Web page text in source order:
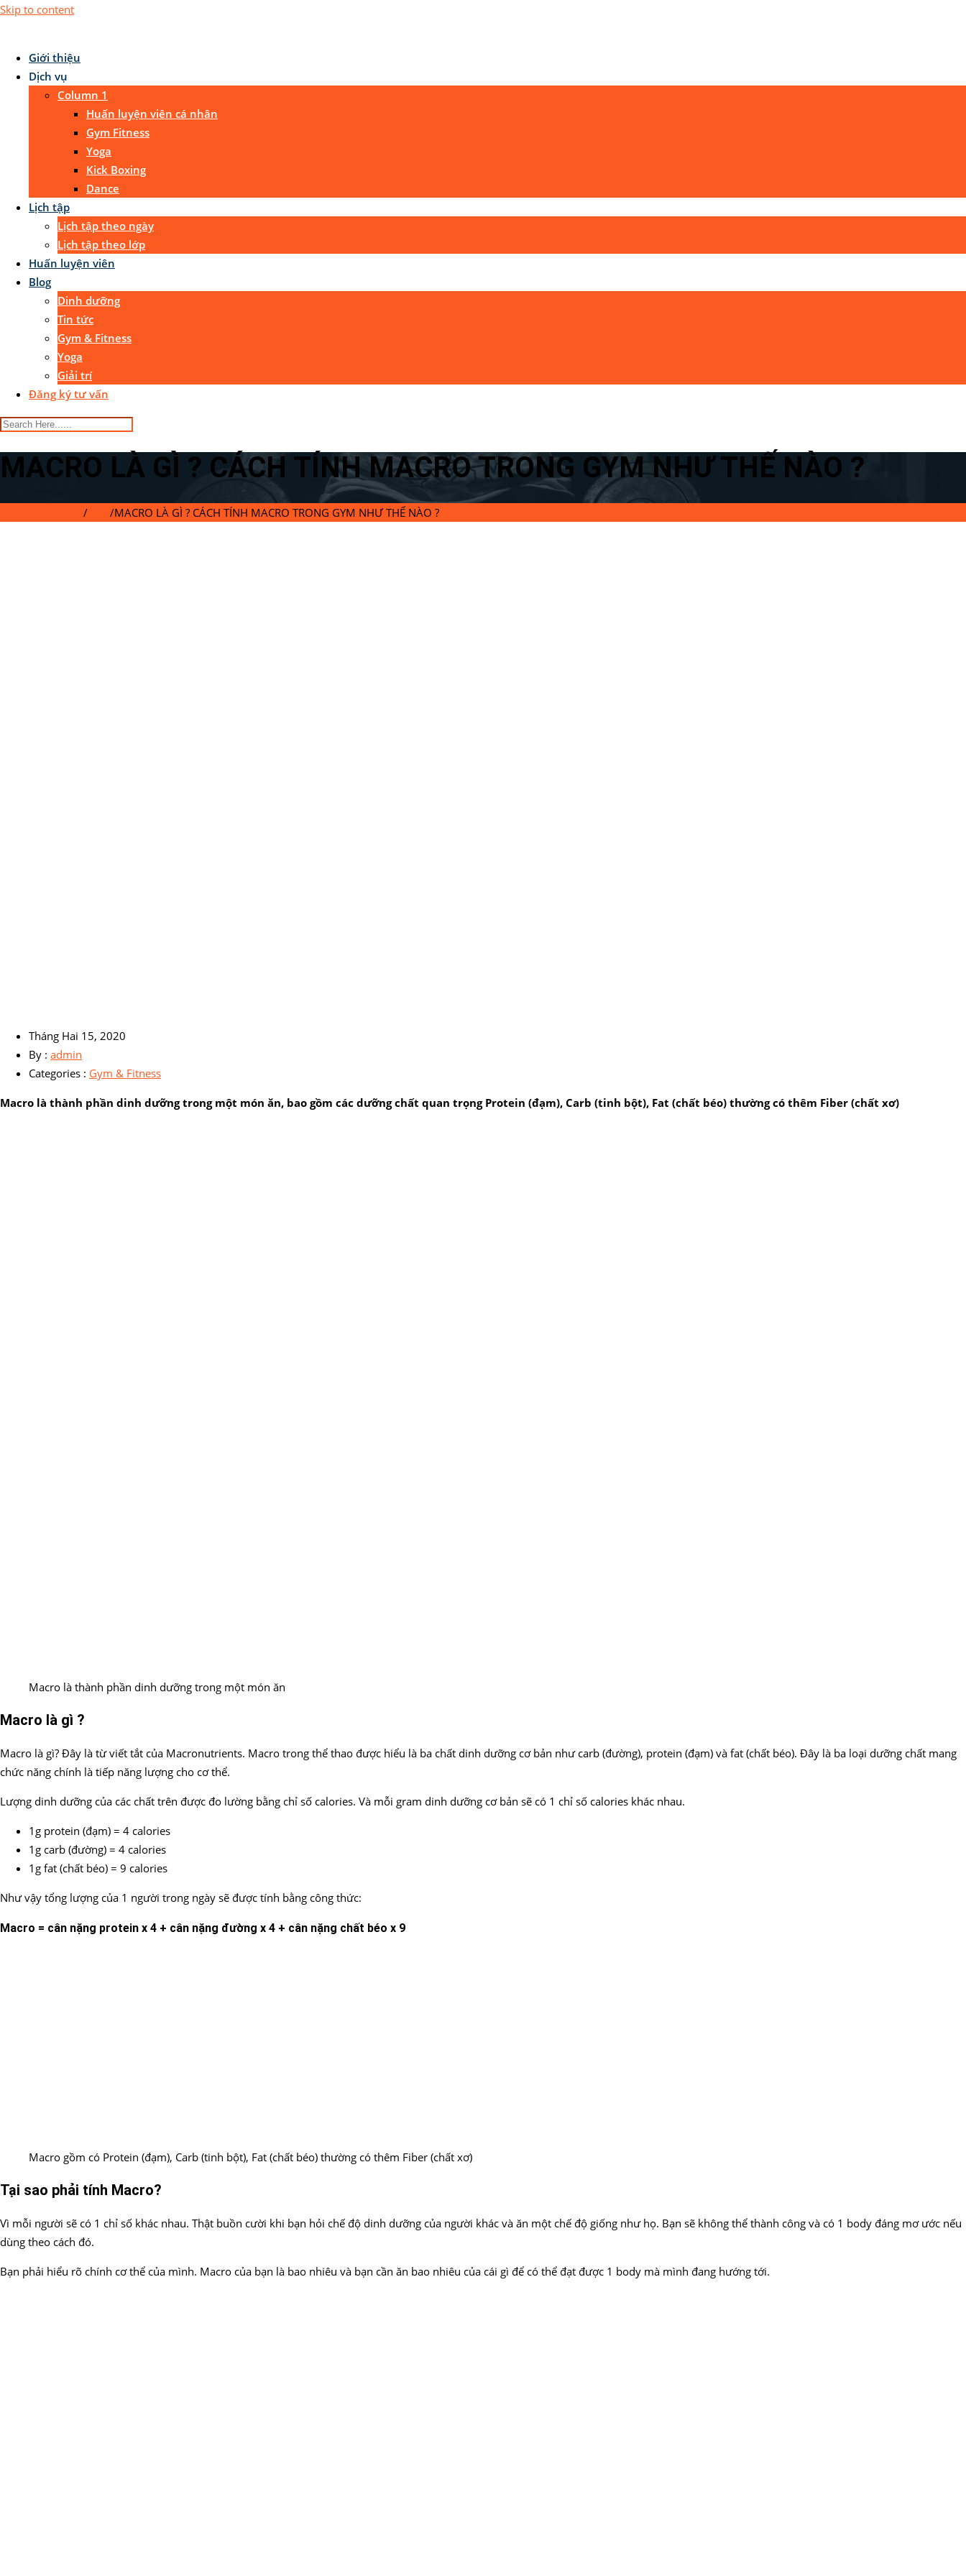
Skip to content
Giới thiệu
Dịch vụ
Column 1
Huấn luyện viên cá nhân
Gym Fitness
Yoga
Kick Boxing
Dance
Lịch tập
Lịch tập theo ngày
Lịch tập theo lớp
Huấn luyện viên
Blog
Dinh dưỡng
Tin tức
Gym & Fitness
Yoga
Giải trí
Đăng ký tư vấn
MACRO LÀ GÌ ? CÁCH TÍNH MACRO TRONG GYM NHƯ THẾ NÀO ?
/ /MACRO LÀ GÌ ? CÁCH TÍNH MACRO TRONG GYM NHƯ THẾ NÀO ?
Tháng Hai 15, 2020
By : admin
Categories : Gym & Fitness
Macro là thành phần dinh dưỡng trong một món ăn, bao gồm các dưỡng chất quan trọng Protein (đạm), Carb (tinh bột), Fat (chất béo) thường có thêm Fiber (chất xơ)
Macro là thành phần dinh dưỡng trong một món ăn
Macro là gì ?
Macro là gì? Đây là từ viết tắt của Macronutrients. Macro trong thể thao được hiểu là ba chất dinh dưỡng cơ bản như carb (đường), protein (đạm) và fat (chất béo). Đây là ba loại dưỡng chất mang
chức năng chính là tiếp năng lượng cho cơ thể.
Lượng dinh dưỡng của các chất trên được đo lường bằng chỉ số calories. Và mỗi gram dinh dưỡng cơ bản sẽ có 1 chỉ số calories khác nhau.
1g protein (đạm) = 4 calories
1g carb (đường) = 4 calories
1g fat (chất béo) = 9 calories
Như vậy tổng lượng của 1 người trong ngày sẽ được tính bằng công thức:
Macro = cân nặng protein x 4 + cân nặng đường x 4 + cân nặng chất béo x 9
Macro gồm có Protein (đạm), Carb (tinh bột), Fat (chất béo) thường có thêm Fiber (chất xơ)
Tại sao phải tính Macro?
Vì mỗi người sẽ có 1 chỉ số khác nhau. Thật buồn cười khi bạn hỏi chế độ dinh dưỡng của người khác và ăn một chế độ giống như họ. Bạn sẽ không thể thành công và có 1 body đáng mơ ước nếu
dùng theo cách đó.
Bạn phải hiểu rõ chính cơ thể của mình. Macro của bạn là bao nhiêu và bạn cần ăn bao nhiêu của cái gì để có thể đạt được 1 body mà mình đang hướng tới.